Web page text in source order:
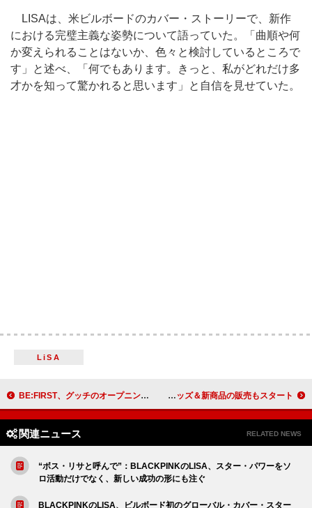
LISAは、米ビルボードのカバー・ストーリーで、新作
における完璧主義な姿勢について語っていた。「曲順や何
か変えられることはないか、色々と検討しているところで
す」と述べ、「何でもあります。きっと、私がどれだけ多
才かを知って驚かれると思います」と自信を見せていた。
LiSA
BE:FIRST、グッチのオープニングイベントに登場 「ジャケットの形やラインの残し方がお気に入り」 ちゃんみなのオフィシャルECサイトがオープン、既存グッズ＆新商品の販売もスタート
関連ニュース RELATED NEWS
“ボス・リサと呼んで”：BLACKPINKのLISA、スター・パワーをソ
ロ活動だけでなく、新しい成功の形にも注ぐ
BLACKPINKのLISA、ビルボード初のグローバル・カバー・スター